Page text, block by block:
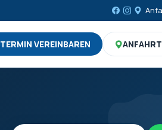
TERMIN VEREINBAREN ANFAHRT